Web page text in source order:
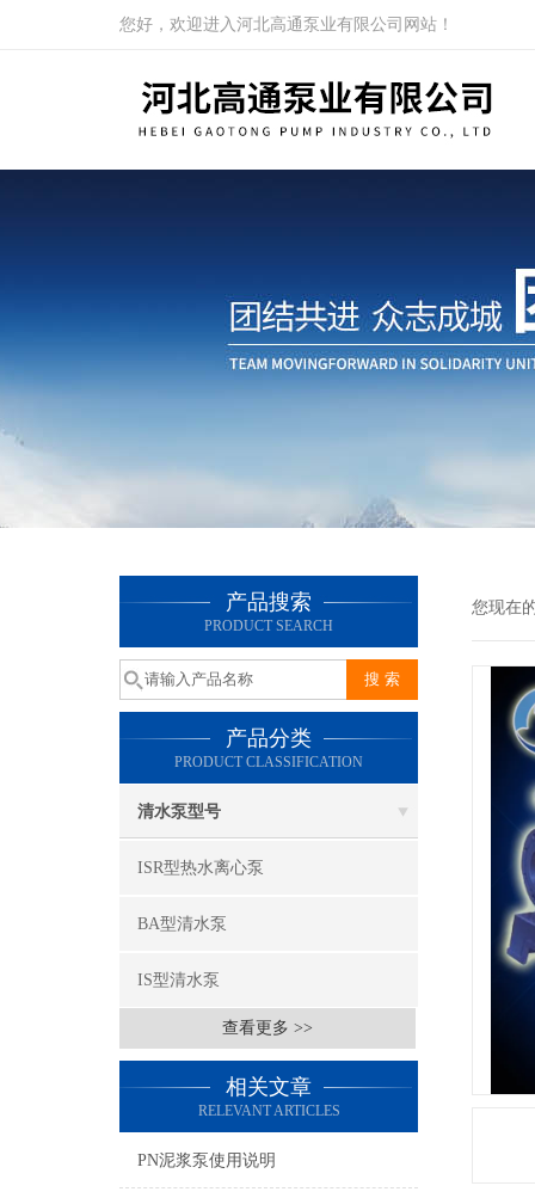
您好，欢迎进入河北高通泵业有限公司网站！
产品搜索
PRODUCT SEARCH
产品分类
PRODUCT CLASSIFICATION
清水泵型号
ISR型热水离心泵
BA型清水泵
IS型清水泵
查看更多 >>
相关文章
RELEVANT ARTICLES
PN泥浆泵使用说明
您现在